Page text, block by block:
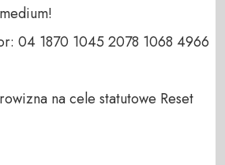
04 1870 1045 2078 1068 4966
na cele statutowe Reset